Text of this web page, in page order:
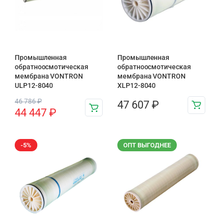
Промышленная
обратноосмотическая
мембрана VONTRON
ULP12-8040
46 786₽
44 447 ₽
Промышленная
обратноосмотическая
мембрана VONTRON
XLP12-8040
47 607 ₽
-5% ОПТ ВЫГОДНЕЕ